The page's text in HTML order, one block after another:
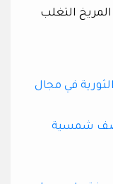
التغلب
في مجال
شمسية